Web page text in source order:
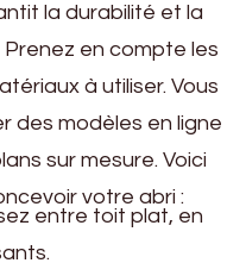
la durabilité et la
en compte les
à utiliser. Vous
des modèles en ligne
sur mesure. Voici
votre abri :
entre toit plat, en